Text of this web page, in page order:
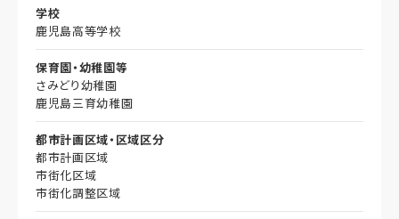
学校
鹿児島高等学校
保育園・幼稚園等
さみどり幼稚園
鹿児島三育幼稚園
都市計画区域・区域区分
都市計画区域
市街化区域
市街化調整区域